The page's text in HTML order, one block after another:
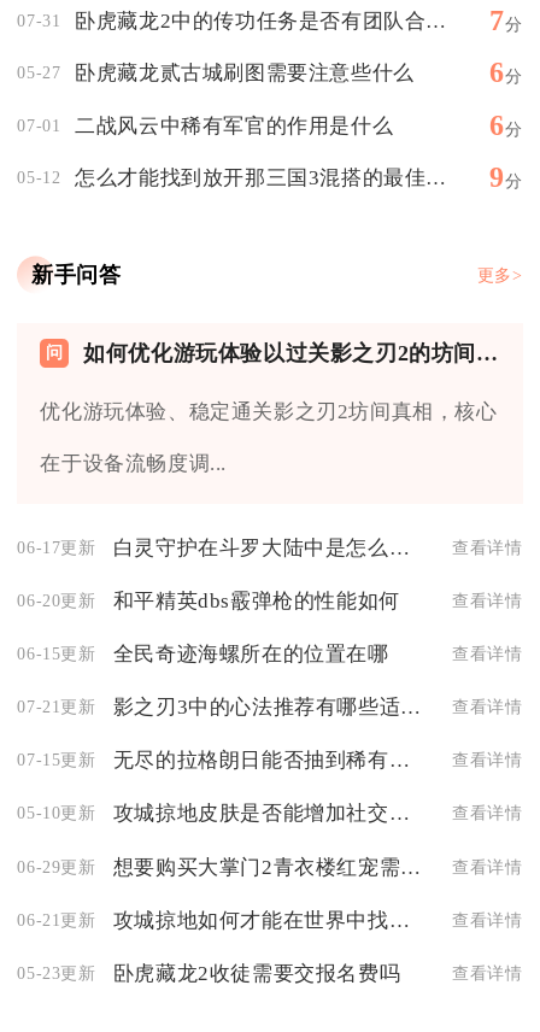
07-31 卧虎藏龙2中的传功任务是否有团队合作要求 7分
05-27 卧虎藏龙贰古城刷图需要注意些什么 6分
07-01 二战风云中稀有军官的作用是什么 6分
05-12 怎么才能找到放开那三国3混搭的最佳阵容 9分
新手问答 更多>
如何优化游玩体验以过关影之刃2的坊间真相
优化游玩体验、稳定通关影之刃2坊间真相，核心
在于设备流畅度调...
06-17更新 白灵守护在斗罗大陆中是怎么得到的 查看详情
06-20更新 和平精英dbs霰弹枪的性能如何 查看详情
06-15更新 全民奇迹海螺所在的位置在哪 查看详情
07-21更新 影之刃3中的心法推荐有哪些适合辅助职业使用 查看详情
07-15更新 无尽的拉格朗日能否抽到稀有战机 查看详情
05-10更新 攻城掠地皮肤是否能增加社交互动 查看详情
06-29更新 想要购买大掌门2青衣楼红宠需要多少元宝 查看详情
06-21更新 攻城掠地如何才能在世界中找到宝箱 查看详情
05-23更新 卧虎藏龙2收徒需要交报名费吗 查看详情